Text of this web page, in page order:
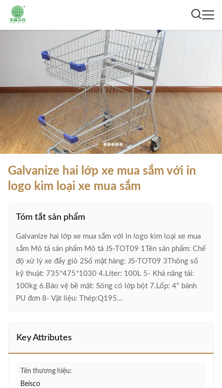
Galvanize hai lớp xe mua sắm với in
logo kim loại xe mua sắm
Tóm tắt sản phẩm
Galvanize hai lớp xe mua sắm với in logo kim loại xe mua
sắm Mô tả sản phẩm Mô tả JS-TOT09 1Tên sản phẩm: Chế
độ xử lý xe đẩy giỏ 2Số mặt hàng: JS-TOT09 3Thông số
kỹ thuật: 735*475*1030 4.Liter: 100L 5- Khả năng tải:
100kg 6.Bảo vệ bề mặt: Sông có lớp bột 7.Lốp: 4" bánh
PU đơn 8- Vật liệu: Thép:Q195...
Key Attributes
Tên thương hiệu:
Beisco